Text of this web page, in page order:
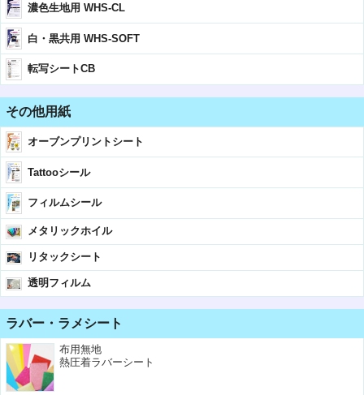
濃色生地用 WHS-CL
白・黒共用 WHS-SOFT
転写シートCB
その他用紙
オーブンプリントシート
Tattooシール
フィルムシール
メタリックホイル
リタックシート
透明フィルム
ラバー・ラメシート
布用無地
熱圧着ラバーシート